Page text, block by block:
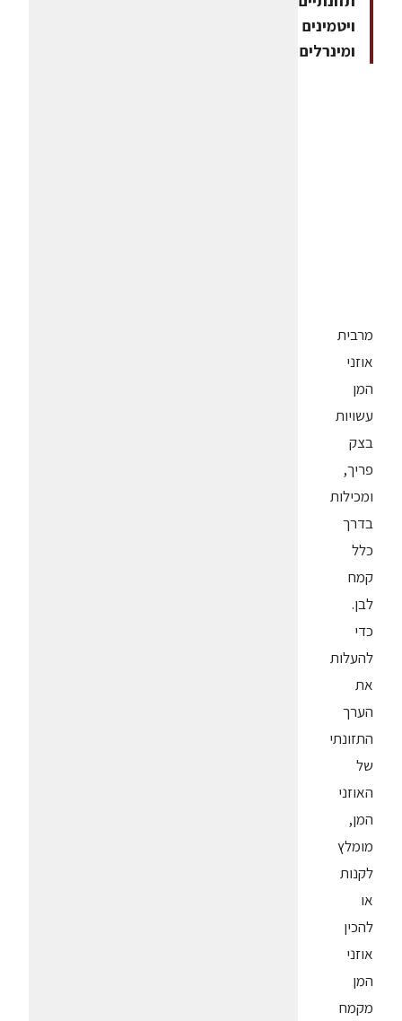
ויטמינים
ומינרלים
מרבית
אוזני
המן
עשויות
בצק
פריך,
ומכילות
בדרך
כלל
קמח
לבן.
כדי
להעלות
את
הערך
התזונתי
של
האוזני
המן,
מומלץ
לקנות
או
להכין
אוזני
המן
מקמח